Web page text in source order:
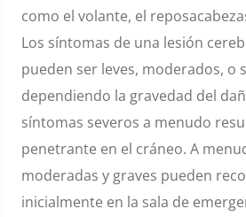
como el volante, el
Los síntomas de una lesión
pueden ser leves, moderados, o
dependiendo la gravedad del
síntomas severos a menudo
penetrante en el cráneo. A
moderadas y graves pueden
inicialmente en la sala de